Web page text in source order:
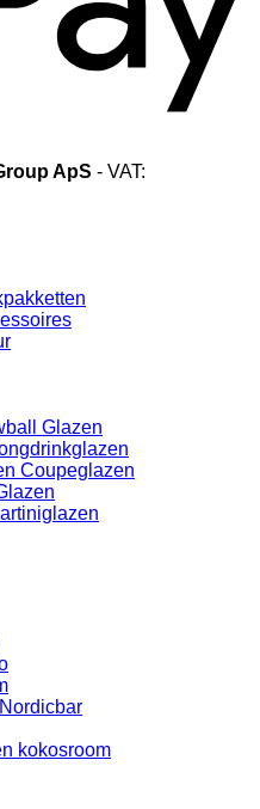
ApS - VAT:
Glazen
Coupeglazen
kokosroom